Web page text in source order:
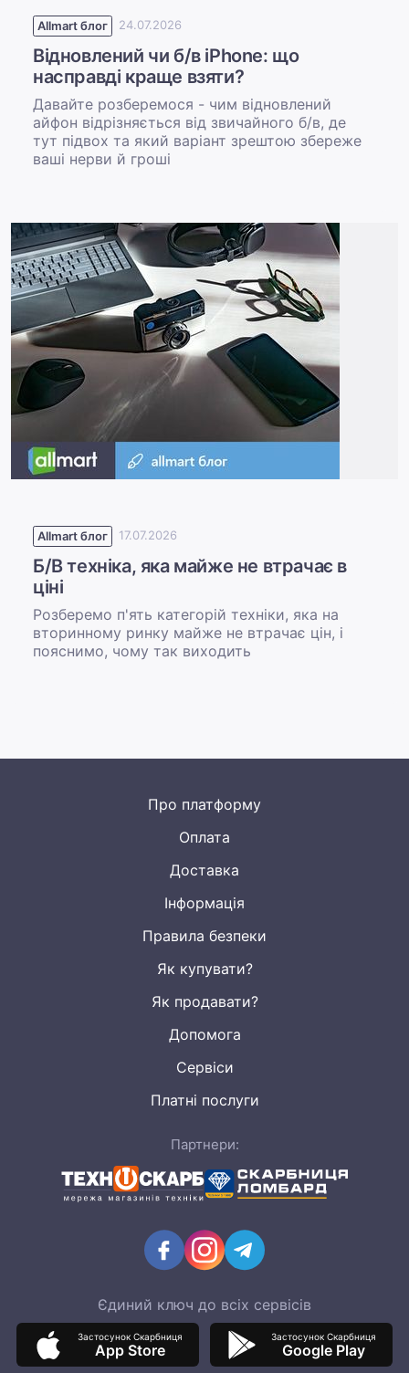
Allmart блог 24.07.2026
Відновлений чи б/в iPhone: що
насправді краще взяти?
Давайте розберемося - чим відновлений
айфон відрізняється від звичайного б/в, де
тут підвох та який варіант зрештою збереже
ваші нерви й гроші
Allmart блог 17.07.2026
Б/В техніка, яка майже не втрачає в
ціні
Розберемо п'ять категорій техніки, яка на
вторинному ринку майже не втрачає цін, і
пояснимо, чому так виходить
Про платформу
Оплата
Доставка
Інформація
Правила безпеки
Як купувати?
Як продавати?
Допомога
Сервіси
Платні послуги
Партнери:
Єдиний ключ до всіх сервісів
Застосунок Скарбниця
App Store
Застосунок Скарбниця
Google Play